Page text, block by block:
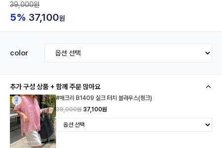
39,000원
5% 37,100원
color
추가 구성 상품 + 함께 주문 많아요
#매크리 B1409 실크 터치 블라우스(핑크)
39,000원 37,100원